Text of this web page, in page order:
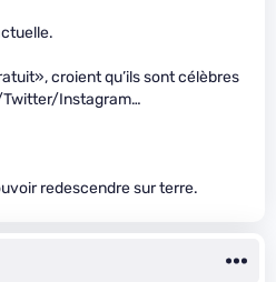
croient qu’ils sont célèbres
Instagram…
redescendre sur terre.